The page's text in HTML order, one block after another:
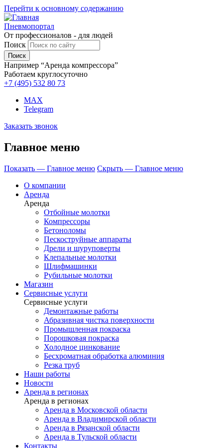
Перейти к основному содержанию
Пневмопортал
От профессионалов - для людей
Поиск
Например “Аренда компрессора”
Работаем круглосуточно
+7 (495) 532 80 73
MAX
Telegram
Заказать звонок
Главное меню
Показать — Главное меню Скрыть — Главное меню
О компании
Аренда
Аренда
Отбойные молотки
Компрессоры
Бетоноломы
Пескоструйные аппараты
Дрели и шуруповерты
Клепальные молотки
Шлифмашинки
Рубильные молотки
Магазин
Сервисные услуги
Сервисные услуги
Демонтажные работы
Абразивная чистка поверхности
Промышленная покраска
Порошковая покраска
Холодное цинкование
Бесхроматная обработка алюминия
Резка труб
Наши работы
Новости
Аренда в регионах
Аренда в регионах
Аренда в Московской области
Аренда в Владимирской области
Аренда в Рязанской области
Аренда в Тульской области
Контакты